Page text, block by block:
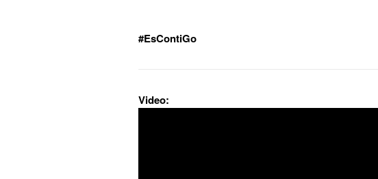
#EsContiGo
Video: